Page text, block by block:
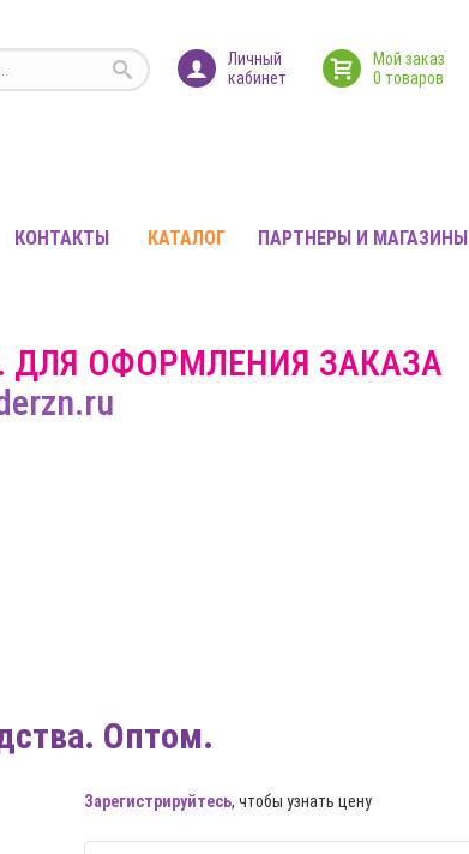
Личный
кабинет
Мой заказ
0 товаров
КОНТАКТЫ КАТАЛОГ ПАРТНЕРЫ И МАГАЗИНЫ
ДЛЯ ОФОРМЛЕНИЯ ЗАКАЗА
Оптом.
Зарегистрируйтесь, чтобы узнать цену